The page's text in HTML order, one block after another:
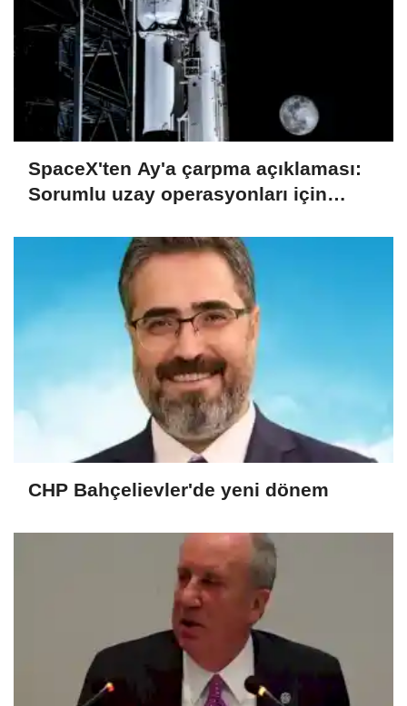
SpaceX'ten Ay'a çarpma açıklaması:
Sorumlu uzay operasyonları için
CHP Bahçelievler'de yeni dönem